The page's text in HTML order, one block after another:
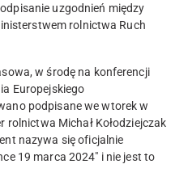
uzgodnień między
rolnictwa Ruch
w środę na konferencji
Europejskiego
podpisane we wtorek w
rolnictwa Michał Kołodziejczak
nazywa się oficjalnie
19 marca 2024" i nie jest to